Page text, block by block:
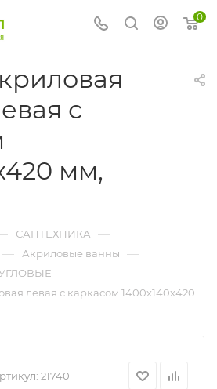
0
с
мм,
САНТЕХНИКА —
— Акриловые ванны —
—
левая с каркасом 1400х140х420
21740